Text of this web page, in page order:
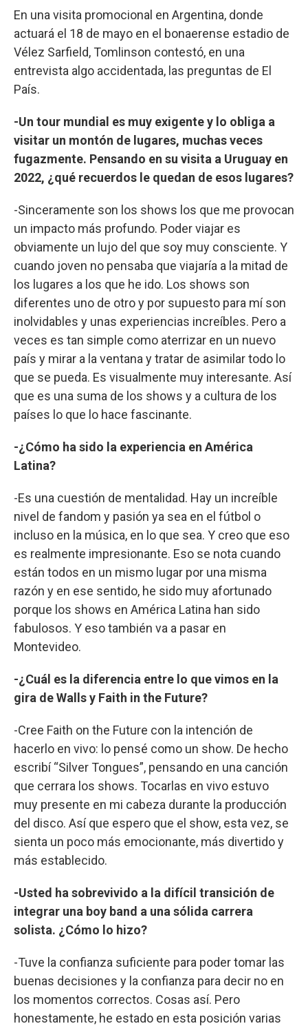
En una visita promocional en Argentina, donde
actuará el 18 de mayo en el bonaerense estadio de
Vélez Sarfield, Tomlinson contestó, en una
entrevista algo accidentada, las preguntas de El
País.
-Un tour mundial es muy exigente y lo obliga a
visitar un montón de lugares, muchas veces
fugazmente. Pensando en su visita a Uruguay en
2022, ¿qué recuerdos le quedan de esos lugares?
-Sinceramente son los shows los que me provocan
un impacto más profundo. Poder viajar es
obviamente un lujo del que soy muy consciente. Y
cuando joven no pensaba que viajaría a la mitad de
los lugares a los que he ido. Los shows son
diferentes uno de otro y por supuesto para mí son
inolvidables y unas experiencias increíbles. Pero a
veces es tan simple como aterrizar en un nuevo
país y mirar a la ventana y tratar de asimilar todo lo
que se pueda. Es visualmente muy interesante. Así
que es una suma de los shows y a cultura de los
países lo que lo hace fascinante.
-¿Cómo ha sido la experiencia en América
Latina?
-Es una cuestión de mentalidad. Hay un increíble
nivel de fandom y pasión ya sea en el fútbol o
incluso en la música, en lo que sea. Y creo que eso
es realmente impresionante. Eso se nota cuando
están todos en un mismo lugar por una misma
razón y en ese sentido, he sido muy afortunado
porque los shows en América Latina han sido
fabulosos. Y eso también va a pasar en
Montevideo.
-¿Cuál es la diferencia entre lo que vimos en la
gira de Walls y Faith in the Future?
-Cree Faith on the Future con la intención de
hacerlo en vivo: lo pensé como un show. De hecho
escribí “Silver Tongues”, pensando en una canción
que cerrara los shows. Tocarlas en vivo estuvo
muy presente en mi cabeza durante la producción
del disco. Así que espero que el show, esta vez, se
sienta un poco más emocionante, más divertido y
más establecido.
-Usted ha sobrevivido a la difícil transición de
integrar una boy band a una sólida carrera
solista. ¿Cómo lo hizo?
-Tuve la confianza suficiente para poder tomar las
buenas decisiones y la confianza para decir no en
los momentos correctos. Cosas así. Pero
honestamente, he estado en esta posición varias